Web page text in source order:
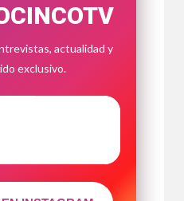
actualidad y
exclusivo.